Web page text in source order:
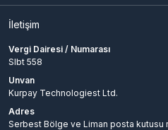
İletişim
Vergi Dairesi / Numarası
Slbt 558
Unvan
Kurpay Technologiest Ltd.
Adres
Serbest Bölge ve Liman posta kutusu